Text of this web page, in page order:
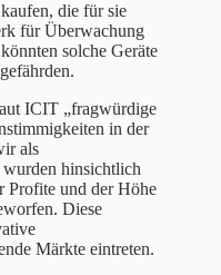
die für sie
für Überwachung
solche Geräte
ICIT „fragwürdige
in der
als
wurden hinsichtlich
Profite und der Höhe
Diese
Märkte eintreten.